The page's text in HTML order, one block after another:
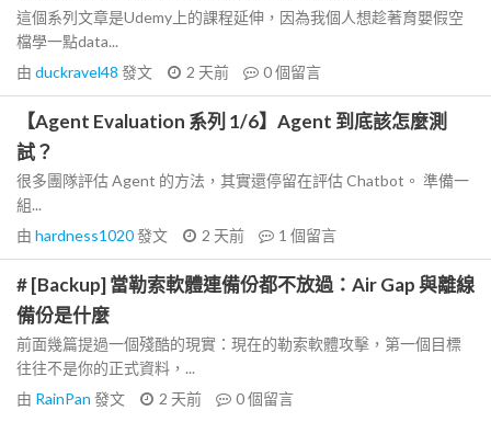
這個系列文章是Udemy上的課程延伸，因為我個人想趁著育嬰假空
檔學一點data...
由 duckravel48 發文 2 天前 0個留言
【Agent Evaluation 系列 1/6】Agent 到底該怎麼測
試？
很多團隊評估 Agent 的方法，其實還停留在評估 Chatbot。 準備一
組...
由 hardness1020發文 2 天前 1 個留言
# [Backup] 當勒索軟體連備份都不放過：Air Gap 與離線
備份是什麼
前面幾篇提過一個殘酷的現實：現在的勒索軟體攻擊，第一個目標
往往不是你的正式資料，...
由 RainPan 發文 2 天前 0個留言